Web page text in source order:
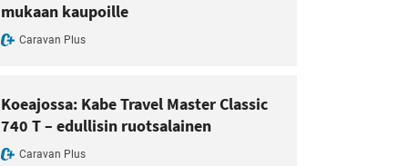
mukaan kaupoille
Caravan Plus
Koeajossa: Kabe Travel Master Classic
740 T – edullisin ruotsalainen
Caravan Plus